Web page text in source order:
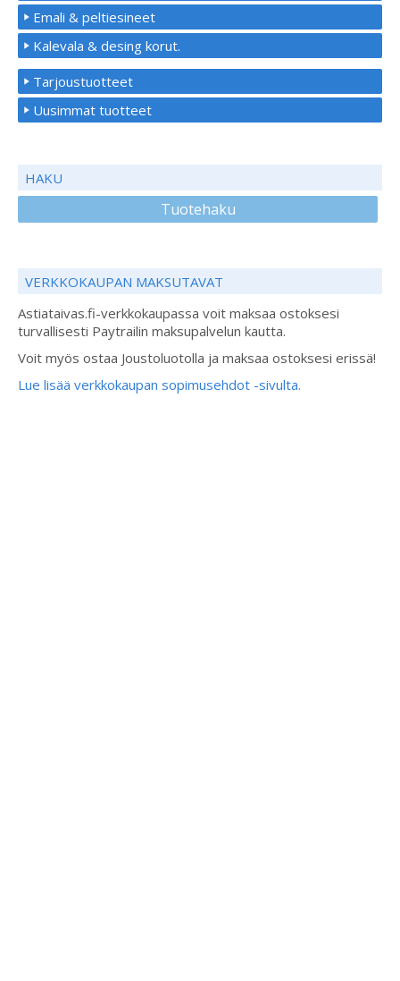
Emali & peltiesineet
Kalevala & desing korut.
Tarjoustuotteet
Uusimmat tuotteet
HAKU
Tuotehaku
VERKKOKAUPAN MAKSUTAVAT
Astiataivas.fi-verkkokaupassa voit maksaa ostoksesi
turvallisesti Paytrailin maksupalvelun kautta.
Voit myös ostaa Joustoluotolla ja maksaa ostoksesi erissä!
Lue lisää verkkokaupan sopimusehdot -sivulta.